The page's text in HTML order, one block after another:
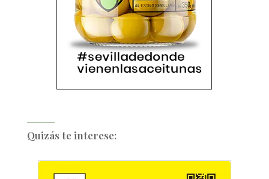
Quizás te interese: